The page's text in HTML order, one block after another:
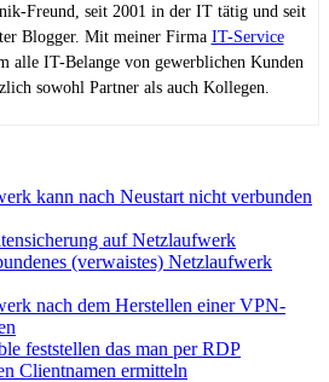
Freund, seit 2001 in der IT tätig und seit
Blogger. Mit meiner Firma IT-Service
alle IT-Belange von gewerblichen Kunden
sowohl Partner als auch Kollegen.
kann nach Neustart nicht verbunden
auf Netzlaufwerk
(verwaistes) Netzlaufwerk
nach dem Herstellen einer VPN-
feststellen das man per RDP
Clientnamen ermitteln